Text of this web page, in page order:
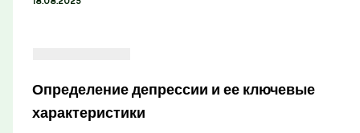
Определение депрессии и ее ключевые
характеристики